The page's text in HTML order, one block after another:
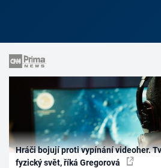
Hráči bojují proti vypínání videoher.
fyzický svět, říká Gregorová